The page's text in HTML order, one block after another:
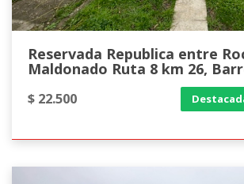
Reservada Republica entre
Maldonado Ruta 8 km 26,
$ 22.500